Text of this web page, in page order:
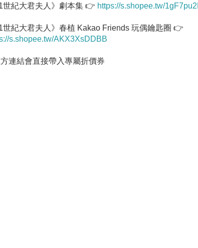
世紀大君夫人》劇本集 👉 https://s.shopee.tw/
世紀大君夫人》春植 Kakao Friends 玩偶鑰匙圈 👉
s.shopee.tw/AKX3XsDDBB
方連結會直接帶入專屬折價券